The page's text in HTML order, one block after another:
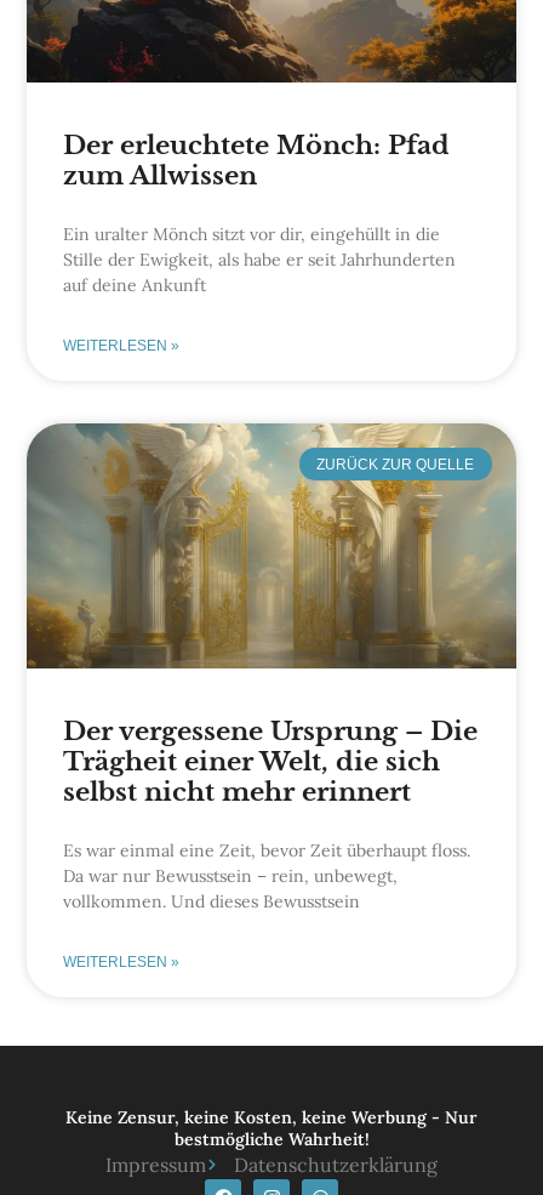
Der erleuchtete Mönch: Pfad
zum Allwissen
Ein uralter Mönch sitzt vor dir, eingehüllt in die
Stille der Ewigkeit, als habe er seit Jahrhunderten
auf deine Ankunft
WEITERLESEN »
ZURÜCK ZUR QUELLE
Der vergessene Ursprung – Die
Trägheit einer Welt, die sich
selbst nicht mehr erinnert
Es war einmal eine Zeit, bevor Zeit überhaupt floss.
Da war nur Bewusstsein – rein, unbewegt,
vollkommen. Und dieses Bewusstsein
WEITERLESEN »
Keine Zensur, keine Kosten, keine Werbung - Nur
bestmögliche Wahrheit!
Impressum Datenschutzerklärung